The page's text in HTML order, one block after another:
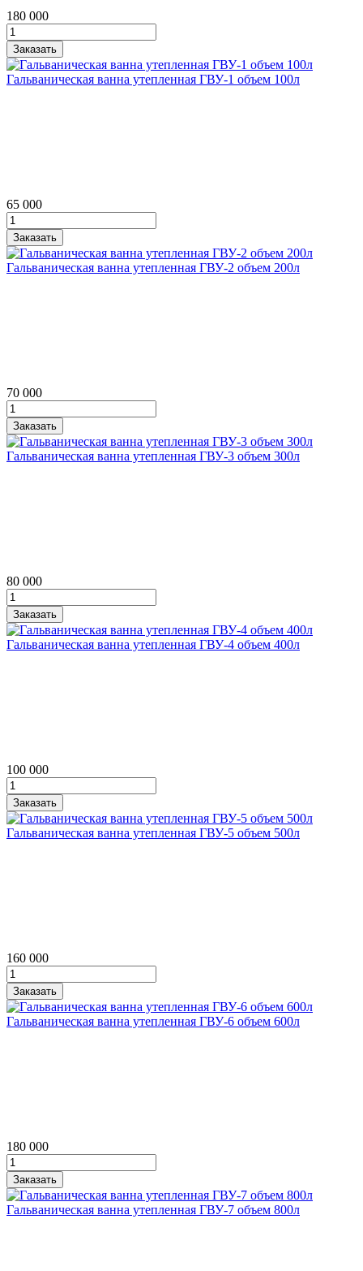
180 000
Гальваническая ванна утепленная ГВУ‑1 объем 100л
65 000
Гальваническая ванна утепленная ГВУ‑2 объем 200л
70 000
Гальваническая ванна утепленная ГВУ‑3 объем 300л
80 000
Гальваническая ванна утепленная ГВУ‑4 объем 400л
100 000
Гальваническая ванна утепленная ГВУ‑5 объем 500л
160 000
Гальваническая ванна утепленная ГВУ‑6 объем 600л
180 000
Гальваническая ванна утепленная ГВУ‑7 объем 800л